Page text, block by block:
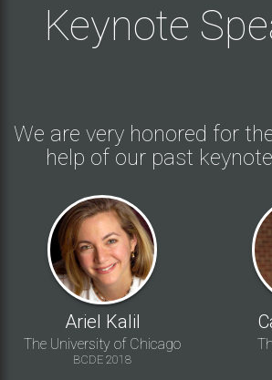
Keynote
We are very honored for
help of our past
Ariel Kalil
The University of Chicago
BCDE 2018